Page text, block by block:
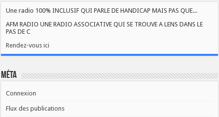
Une radio 100% INCLUSIF QUI PARLE DE HANDICAP MAIS PAS QUE...
AFM RADIO UNE RADIO ASSOCIATIVE QUI SE TROUVE A LENS DANS LE
PAS DE C
Rendez-vous ici
Méta
Connexion
Flux des publications